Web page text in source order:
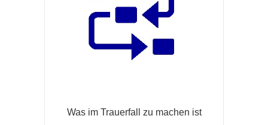
Was im Trauerfall zu machen ist